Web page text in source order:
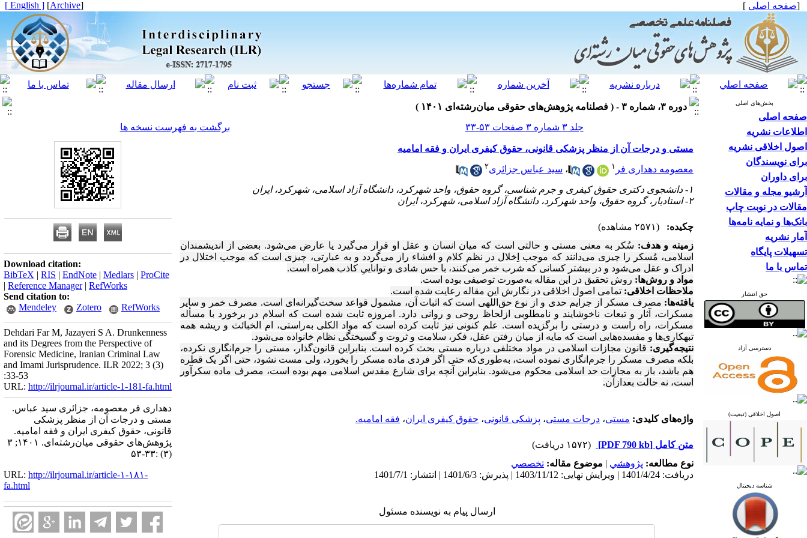
[صفحه اصلی ]
[
Archive
]
[ English ]
بخش‌های اصلی
صفحه اصلی
اطلاعات نشریه
اصول اخلاقی نشریه
برای نویسندگان
برای داوران
آرشیو مجله و مقالات
مقالات در نوبت چاپ
بانک‌ها و نمایه نامه‌ها
آمار نشریه
تسهیلات پایگاه
تماس با ما
حق انتشار
دسترسی آزاد
اصول اخلاقی (تبعیت)
شناسه دیجیتال
دوره ۳، شماره ۳ - ( فصلنامه پژوهش‌های حقوقی میان‌رشته‌ای ۱۴۰۱ )
جلد ۳ شماره ۳ صفحات ۵۳-۳۳
برگشت به فهرست نسخه ها
مستی و درجات آن از منظر پزشکی قانونی، حقوق کیفری ایران و فقه امامیه
معصومه دهداری فر ۱ ، سید عباس جزائری۲
۱- دانشجوی دکتری حقوق کیفری و جرم شناسی، گروه حقوق، واحد شهرکرد، دانشگاه آزاد اسلامی، شهرکرد، ایران
۲- استادیار، گروه حقوق، واحد شهرکرد، دانشگاه آزاد اسلامی، شهرکرد، ایران
چکیده:
(۲۵۷۱ مشاهده)
زمینه و هدف: سُکر به معنی مستی و حالتی است که میان انسان و عقل او قرار می‌گیرد یا عارض می‌شود. بعضی از اندیشمندان
اسلامی، مُسکر را چیزی می‌دانند که موجب اِخلال در نظم کلام و افشاء راز می‌گردد و به عبارتی، چیزی است که موجب اختلال در
ادراک و عقل می‌شود و در بیشتر کسانی که شرب خمر می‌کنند، با حسِ شادی و تواناییِ کاذب همراه است.
مواد و روش‌ها: روش تحقیق در این مقاله به‌صورت توصیفی بوده است.
ملاحظات اخلاقی: تمامی اصول اخلاقی در نگارش این مقاله رعایت شده است.
یافته‌ها: مصرف مسکر از جرایم حدی و از نوع حق‌اللهی است که اثبات آن، مشمول قواعد سخت‌گیرانه‌ای است. مصرف خمر و سایر
مسکرات، آثار و تبعات ناخوشایند و نامطلوبی ازلحاظ روحی و روانی دارد. امروزه ثابت شده است که اسلام در برخورد با مسأله
مسکرات، راه راست و درستی را برگزیده است. علمِ کنونی نیز ثابت کرده است که مواد الکلی به‌راستی، ام الخبائث و ریشه همه
تبهکاری‌ها و مفسده‌هایی است که مایه از میان رفتن عقل، فکر، سلامت و ثروت و گسیختگی نظام خانواده می‌شود.
نتیجه‌گیری: قانون مجازات اسلامی در مواد مختلفی درباره مستی بحث کرده است. بنابراین قانون‌گذار، مستی را جرم‌انگاری نکرده،
بلکه مصرف مسکر را جرم‌انگاری نموده است، به‌طوری‌که حتی اگر فردی ماده مسکر را بخورد، ولی مست نشود، حتی اگر یک قطره
هم باشد، باز به مجازات حد اسلامی محکوم می‌شود. بنابراین آنچه برای شارع مقدس اسلامی مهم بوده است، مصرف ماده سکرآور
است، نه حالت بعدازآن.
واژه‌های کلیدی: مستی، درجات مستی، پزشکی قانونی، حقوق کیفری ایران، فقه امامیه.
متن کامل [PDF 790 kb]
(۱۵۷۲ دریافت)
نوع مطالعه: پژوهشي | موضوع مقاله: تخصصي
دریافت: 1401/4/24 | ویرایش نهایی: 1403/11/12 | پذیرش: 1401/6/3 | انتشار: 1401/7/1
ارسال پیام به نویسنده مسئول
Download citation:
BibTeX | RIS | EndNote | Medlars | ProCite
| Reference Manager| RefWorks
Send citation to:
Mendeley
Zotero RefWorks
Dehdari Far M, Jazayeri S A. Drunkenness
and its Degrees from the Perspective of
Forensic Medicine, Iranian Criminal Law
and Imami Jurisprudence. ILR 2022; 3 (3)
:33-53
URL: http://ilrjournal.ir/article-1-181-fa.html
دهداری فر معصومه، جزائری سید عباس.
مستی و درجات آن از منظر پزشکی
قانونی، حقوق کیفری ایران و فقه امامیه.
پژوهش‌های حقوقی میان‌رشته‌ای. ۱۴۰۱; ۳
(۳) :۳۳-۵۳
URL: http://ilrjournal.ir/article-۱-۱۸۱-
fa.html